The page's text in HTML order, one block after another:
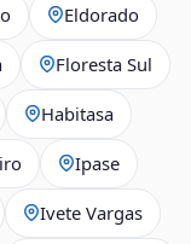
Eldorado
Floresta Sul
Habitasa
Ipase
Ivete Vargas